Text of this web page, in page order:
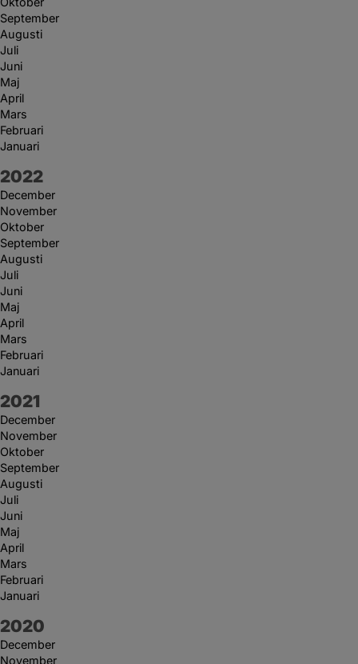
September
Augusti
Juli
Juni
Maj
April
Mars
Februari
Januari
År:
2022
December
November
Oktober
September
Augusti
Juli
Juni
Maj
April
Mars
Februari
Januari
År:
2021
December
November
Oktober
September
Augusti
Juli
Juni
Maj
April
Mars
Februari
Januari
År:
2020
December
November